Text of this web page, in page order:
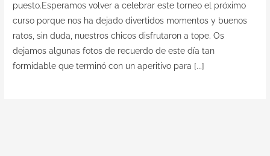
puesto.Esperamos volver a celebrar este torneo el próximo
curso porque nos ha dejado divertidos momentos y buenos
ratos, sin duda, nuestros chicos disfrutaron a tope. Os
dejamos algunas fotos de recuerdo de este día tan
formidable que terminó con un aperitivo para [...]